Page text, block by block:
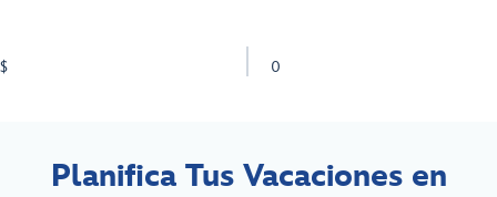
$ 0
Planifica Tus Vacaciones en